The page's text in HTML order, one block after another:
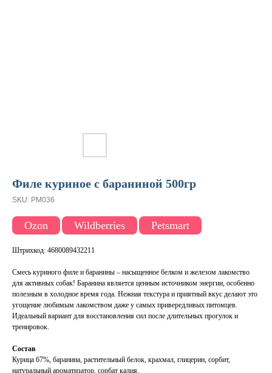
Филе куриное с бараниной 500гр
SKU: PM036
Ozon Wildberries Petsmart
Штрихкод: 4680089432211
Смесь куриного филе и баранины – насыщенное белком и железом лакомство
для активных собак! Баранина является ценным источником энергии, особенно
полезным в холодное время года. Нежная текстура и приятный вкус делают это
угощение любимым лакомством даже у самых привередливых питомцев.
Идеальный вариант для восстановления сил после длительных прогулок и
тренировок.
Состав
Курица 67%, баранина, растительный белок, крахмал, глицерин, сорбит,
натуральный ароматизатор, сорбат калия.